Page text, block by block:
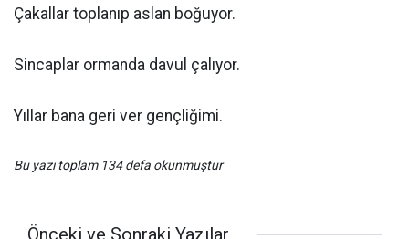
Çakallar toplanıp aslan boğuyor.
Sincaplar ormanda davul çalıyor.
Yıllar bana geri ver gençliğimi.
Bu yazı toplam 134 defa okunmuştur
Önceki ve Sonraki Yazılar